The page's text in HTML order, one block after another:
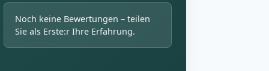
Noch keine Bewertungen – teilen
Sie als Erste:r Ihre Erfahrung.